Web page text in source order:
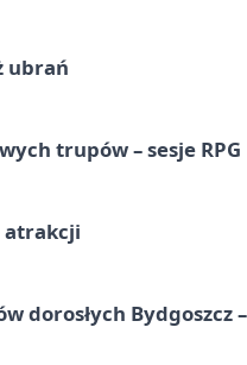
ubrań
trupów – sesje RPG
atrakcji
dorosłych